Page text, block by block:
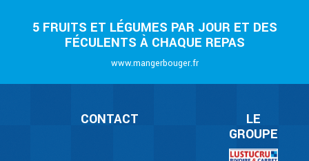
5 FRUITS ET LÉGUMES PAR JOUR ET DES
FÉCULENTS À CHAQUE REPAS
www.mangerbouger.fr
CONTACT
LE
GROUPE